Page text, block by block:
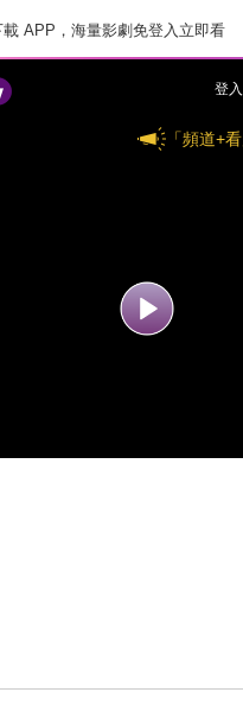
載 APP，海量影劇免登入立即看
登
「頻道+